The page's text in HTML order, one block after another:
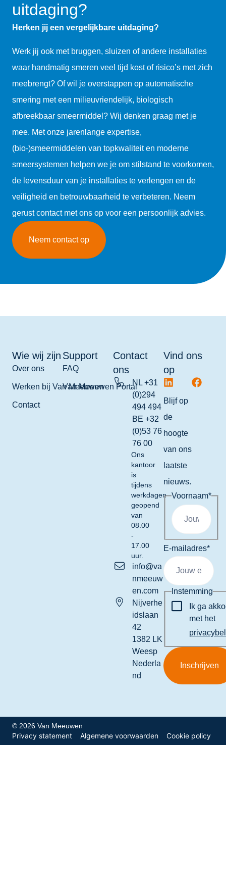
uitdaging?
Herken jij een vergelijkbare uitdaging?
Werk jij ook met bruggen, sluizen of andere installaties
waar handmatig smeren veel tijd kost of risico’s met zich
meebrengt? Of wil je overstappen op automatische
smering met een milieuvriendelijk, biologisch
afbreekbaar smeermiddel? Wij denken graag met je
mee. Met onze jarenlange expertise,
(bio-)smeermiddelen van topkwaliteit en moderne
smeersystemen helpen we je om stilstand te voorkomen,
de levensduur van je installaties te verlengen en de
veiligheid en betrouwbaarheid te verbeteren. Neem
gerust contact met ons op voor een persoonlijk advies.
Neem contact op
Wie wij zijn
Over ons
Werken bij Van Meeuwen
Contact
Support
FAQ
Van Meeuwen Portal
Contact
ons
NL +31
(0)294
494 494
BE +32
(0)53 76
76 00
Ons
kantoor
is
tijdens
werkdagen
geopend
van
08.00
-
17.00
uur.
info@va
nmeeuw
en.com
Nijverhe
idslaan
42
1382 LK
Weesp
Nederla
nd
Vind ons
op
Blijf op
de
hoogte
van ons
laatste
nieuws.
Voornaam*
E-mailadres*
Instemming
Ik ga
met het
© 2026 Van Meeuwen
Privacy statement Algemene voorwaarden Cookie policy